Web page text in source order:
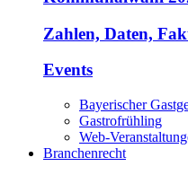
Zahlen, Daten,
Events
Bayerischer
Gastrofrühling
Web-
Branchenrecht